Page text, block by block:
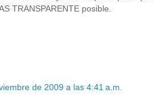
TRANSPARENTE posible.
de 2009 a las 4:41 a.m.